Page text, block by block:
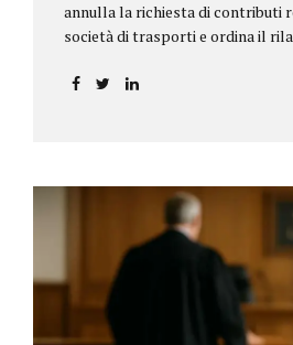
annulla la richiesta di contributi
società di trasporti e ordina il